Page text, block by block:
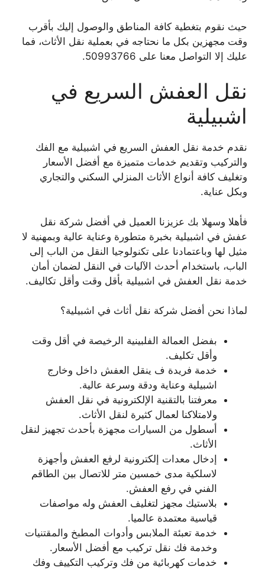
حيث نقوم بتغطية كافة المناطق والوصول إليك بأقرب
وقت مجهزين بكل ما نحتاجه في بعملية نقل الأثاث، فما
عليك إلا التواصل معنا على 50993766.
نقل العفش السريع في
اشبيلية
نقدم خدمة نقل العفش السريع في اشبيلية مع الفك
والتركيب وتقديم خدمات متميزة مع أفضل الأسعار
وتغليف كافة أنواع الأثاث المنزلي السكني والتجاري
وبكل عناية.
فأهلا وسهلا بك عزيزنا العميل في أفضل شركة نقل
عفش في اشبيلية بخبرة متطورة وعناية عالية وبمهنية لا
مثيل لها وباعتمادنا على تكنولوجيا النقل من الباب إلى
الباب، باستخدام أحدث الآليات في النقل لضمان أمان
خدمة نقل العفش في اشبيلية بأقل وقت وأقل تكاليف.
لماذا نحن أفضل شركة نقل أثاث في اشبيلية؟
بفضل العمالة الفلبينية الرخيصة في أقل وقت
وأقل تكليف.
خدمة فريدة ف ينقل العفش داخل وخارج
اشبيلية وعناية ودقة وسرعة عالية.
معرفتنا بالتقنية الإلكترونية في نقل العفش
ولامتلاكنا لعمال كثيرة لنقل الأثاث.
أسطول من السيارات مجهزة بأحدث تجهيز لنقل
الأثاث.
إدخال معدات إلكترونية لرفع العفش وأجهزة
لاسلكية مدى خمسين متر للاتصال بين الطاقم
الفني في رفع العفش.
بلاستيك مجهز لتغليف العفش وله مواصفات
قياسية معتمدة عالميا.
خدمة تعبئة الملابس وأدوات المطبخ والمقتنيات
وخدمة فك نقل تركيب مع أفضل الأسعار.
خدمات كهربائية من فك وتركيب التكييف وفك